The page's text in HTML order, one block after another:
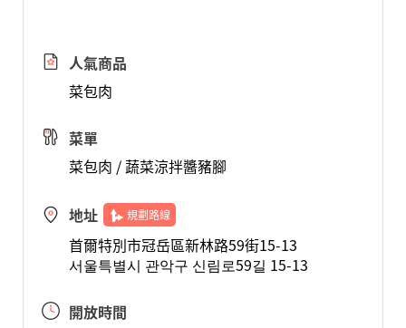
人氣商品
菜包肉
菜單
菜包肉 / 蔬菜涼拌醬豬腳
地址 規劃路線
首爾特別市冠岳區新林路59街15-13
서울특별시 관악구 신림로59길 15-13
開放時間